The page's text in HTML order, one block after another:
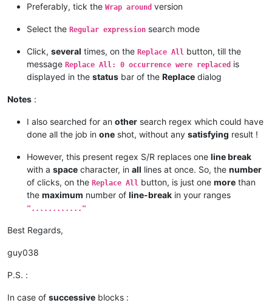
Preferably, tick the Wrap around version
Select the Regular expression search mode
Click, several times, on the Replace All button, till the
message Replace All: 0 occurrence were replaced is
displayed in the status bar of the Replace dialog
Notes :
I also searched for an other search regex which could have
done all the job in one shot, without any satisfying result !
However, this present regex S/R replaces one line break
with a space character, in all lines at once. So, the number
of clicks, on the Replace All button, is just one more than
the maximum number of line-break in your ranges
"............"
Best Regards,
guy038
P.S. :
In case of successive blocks :